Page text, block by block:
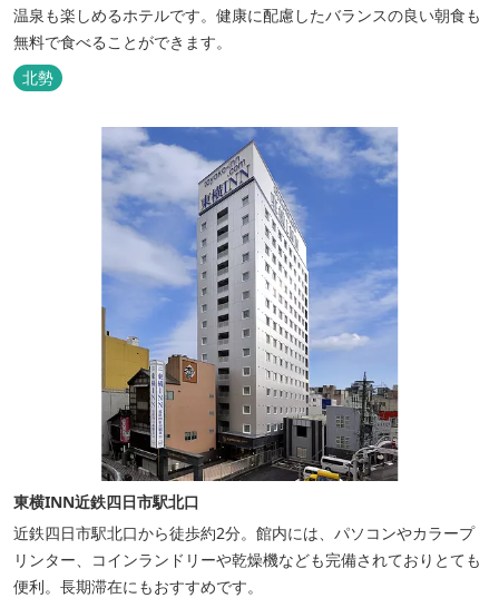
温泉も楽しめるホテルです。健康に配慮したバランスの良い朝食も
無料で食べることができます。
北勢
東横INN近鉄四日市駅北口
近鉄四日市駅北口から徒歩約2分。館内には、パソコンやカラープ
リンター、コインランドリーや乾燥機なども完備されておりとても
便利。長期滞在にもおすすめです。